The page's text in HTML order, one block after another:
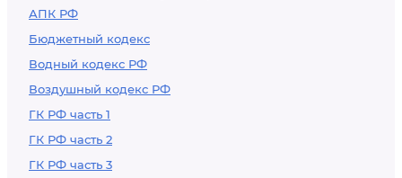
АПК РФ
Бюджетный кодекс
Водный кодекс РФ
Воздушный кодекс РФ
ГК РФ часть 1
ГК РФ часть 2
ГК РФ часть 3